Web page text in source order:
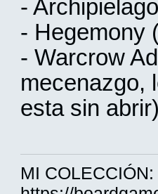
-
- Hegemony
- Warcrow
mecenazgo,
esta sin
MI COLECCIÓN: